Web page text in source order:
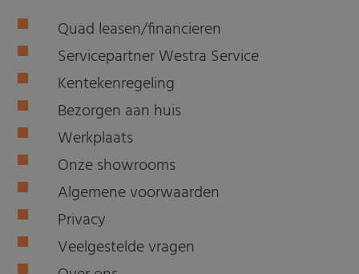
Quad leasen/financieren
Servicepartner Westra Service
Kentekenregeling
Bezorgen aan huis
Werkplaats
Onze showrooms
Algemene voorwaarden
Privacy
Veelgestelde vragen